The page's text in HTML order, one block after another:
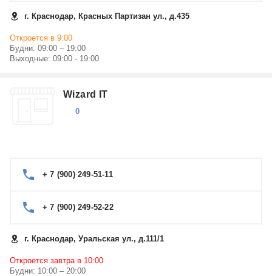
г. Краснодар, Красных Партизан ул., д.435
Откроется в 9:00
Будни: 09:00 – 19:00
Выходные: 09:00 - 19:00
Wizard IT
0
+ 7 (900) 249-51-11
+ 7 (900) 249-52-22
г. Краснодар, Уральская ул., д.111/1
Откроется завтра в 10:00
Будни: 10:00 – 20:00